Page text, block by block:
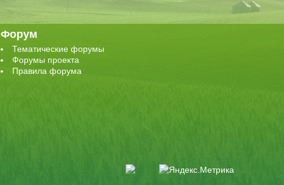
Форум
Тематические форумы
Форумы проекта
Правила форума